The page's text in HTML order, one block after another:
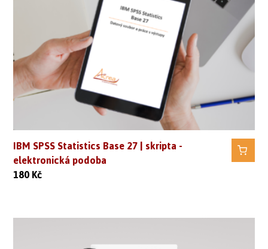
IBM SPSS Statistics Base 27 | skripta -
elektronická podoba
180Kč